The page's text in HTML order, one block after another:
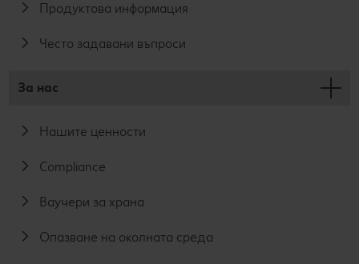
Продуктова информация
Често задавани въпроси
За нас
Нашите ценности
Compliance
Ваучери за храна
Опазване на околната среда